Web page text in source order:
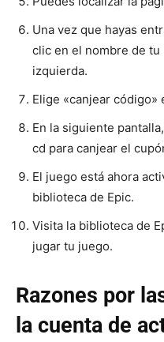
Una vez que hayas
clic en el nombre de
izquierda.
Elige «canjear código»
En la siguiente
cd para canjear el
El juego está ahora
biblioteca de Epic.
Visita la biblioteca de
jugar tu juego.
Razones por
la cuenta de